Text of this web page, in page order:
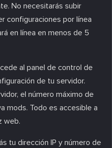
No necesitarás subir
configuraciones por línea
en línea en menos de 5
al panel de control de
de tu servidor.
el número máximo de
mods. Todo es accesible a
web.
tu dirección IP y número de